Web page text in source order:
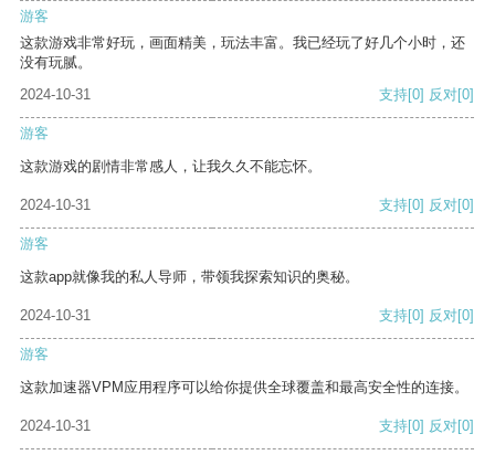
游客
这款游戏非常好玩，画面精美，玩法丰富。我已经玩了好几个小时，还
没有玩腻。
2024-10-31
支持[0] 反对[0]
游客
这款游戏的剧情非常感人，让我久久不能忘怀。
2024-10-31 支持[0] 反对[0]
游客
这款app就像我的私人导师，带领我探索知识的奥秘。
2024-10-31 支持[0] 反对[0]
游客
这款加速器VPM应用程序可以给你提供全球覆盖和最高安全性的连接。
2024-10-31 支持[0] 反对[0]